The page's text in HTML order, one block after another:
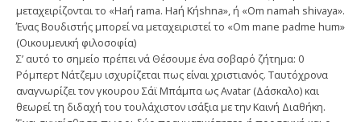
μεταχειρίζονται το «Haή rama. Haή Κήshna», ή «Om namah shivaya».
Ένας Βουδιστής μπορεί να μεταχειριστεί το «Om mane padme hum»
(Οικουμενική φιλοσοφία)
Σ’ αυτό το σημείο πρέπει νά Θέσουμε ένα σοβαρό ζήτημα: 0
Ρόμπερτ Νάτζεμυ ισχυρίζεται πως είναι χριστιανός. Ταυτόχρονα
αναγνωρίζει τον γκουρου Σάϊ Μπάμπα ως Aνatar (Δάσκαλο) και
θεωρεί τη διδαχή του τουλάχιστον ισάξια με την Καινή Διαθήκη.